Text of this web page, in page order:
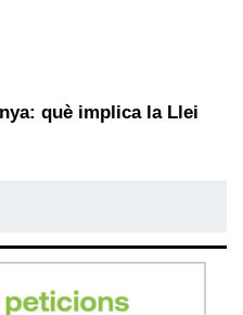
què implica la Llei